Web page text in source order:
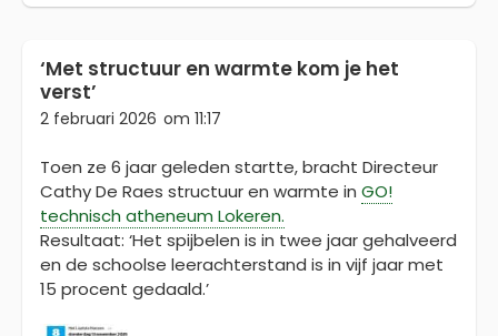
‘Met structuur en warmte kom je het
verst’
2 februari 2026 om 11:17
Toen ze 6 jaar geleden startte, bracht Directeur
Cathy De Raes structuur en warmte in GO!
technisch atheneum Lokeren.
Resultaat: ‘Het spijbelen is in twee jaar gehalveerd
en de schoolse leerachterstand is in vijf jaar met
15 procent gedaald.’